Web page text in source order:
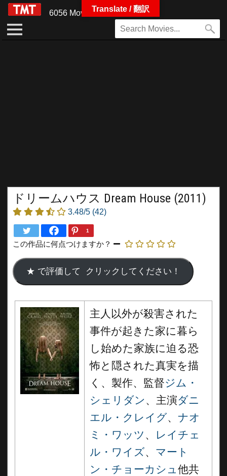
6056 Movies
ドリームハウス Dream House (2011)
3.48/5 (42)
1
この作品に何点つけますか？
主人以外が殺害された
事件が起きた家に暮ら
し始めた家族に迫る恐
怖と隠された真実を描
く、製作、監督ジム・
シェリダン 、主演ダニ
エル・クレイグ、 ナオ
ミ・ワッツ 、
レイチェ
ル・ワイズ、 マート
ン・チョーカシュ他共
Translate / 翻訳